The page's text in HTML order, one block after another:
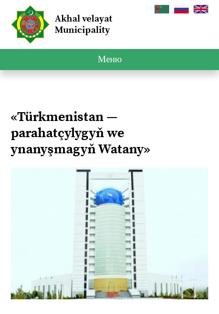
Akhal velayat
Municipality
Меню
«Türkmenistan —
parahatçylygyň we
ynanyşmagyň Watany»